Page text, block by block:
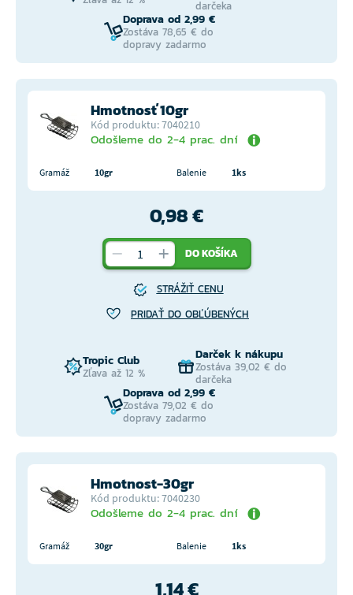
darčeka
Doprava od 2,99 €
Zostáva 78,65 € do
dopravy zadarmo
Hmotnosť 10gr
Kód produktu: 7040210
Odošleme do 2-4 prac. dní
Gramáž 10gr Balenie 1ks
0,98 €
DO KOŠÍKA
STRÁŽIŤ CENU
PRIDAŤ DO OBĽÚBENÝCH
Tropic Club
Zľava až 12 %
Darček k nákupu
Zostáva 39,02 € do
darčeka
Doprava od 2,99 €
Zostáva 79,02 € do
dopravy zadarmo
Hmotnost-30gr
Kód produktu: 7040230
Odošleme do 2-4 prac. dní
Gramáž 30gr Balenie 1ks
1,14 €